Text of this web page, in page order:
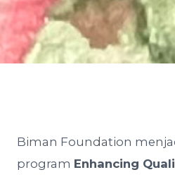
Biman Foundation
program Enhancing